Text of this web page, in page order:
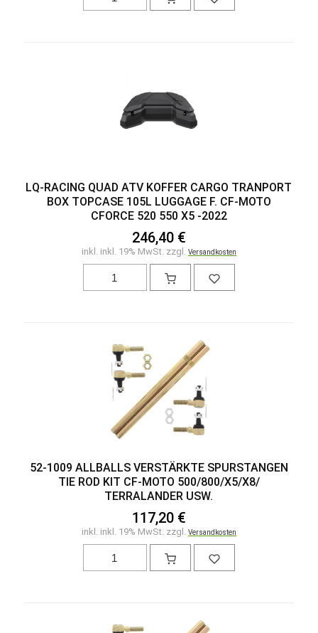
LQ-RACING QUAD ATV KOFFER CARGO TRANPORT
BOX TOPCASE 105L LUGGAGE F. CF-MOTO
CFORCE 520 550 X5 -2022
246,40 €
inkl. inkl. 19% MwSt. zzgl. Versandkosten
52-1009 ALLBALLS VERSTÄRKTE SPURSTANGEN
TIE ROD KIT CF-MOTO 500/800/X5/X8/
TERRALANDER USW.
117,20 €
inkl. inkl. 19% MwSt. zzgl. Versandkosten